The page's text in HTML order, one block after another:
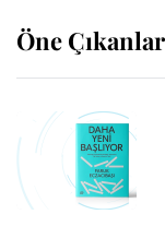
Öne Çıkanlar